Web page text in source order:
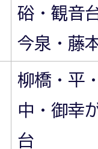
硲・観音
今泉・藤
柳橋・平
中・御幸
台